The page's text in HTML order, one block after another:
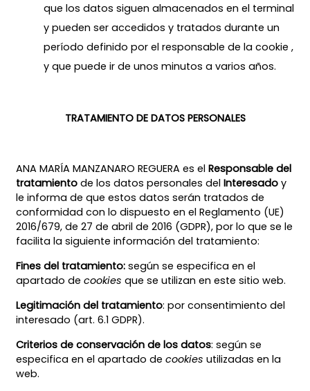
que los datos siguen almacenados en el terminal
y pueden ser accedidos y tratados durante un
período definido por el responsable de la cookie ,
y que puede ir de unos minutos a varios años.
TRATAMIENTO DE DATOS PERSONALES
ANA MARÍA MANZANARO REGUERA es el Responsable del
tratamiento de los datos personales del Interesado y
le informa de que estos datos serán tratados de
conformidad con lo dispuesto en el Reglamento (UE)
2016/679, de 27 de abril de 2016 (GDPR), por lo que se le
facilita la siguiente información del tratamiento:
Fines del tratamiento: según se especifica en el
apartado de cookies que se utilizan en este sitio web.
Legitimación del tratamiento: por consentimiento del
interesado (art. 6.1 GDPR).
Criterios de conservación de los datos: según se
especifica en el apartado de cookies utilizadas en la
web.